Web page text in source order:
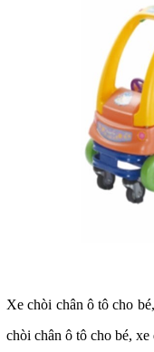
Xe chòi chân ô tô cho
chòi chân ô tô cho bé,